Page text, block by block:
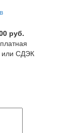
руб.
или СДЭК